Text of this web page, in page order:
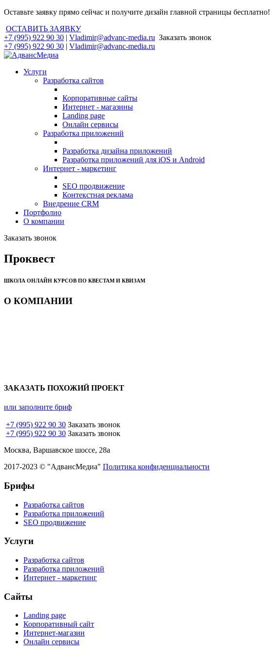
Оставьте заявку прямо сейчас и получите дизайн главной страницы бесплатно!
ОСТАВИТЬ ЗАЯВКУ
+7 (995) 922 90 30 | Vladimir@advanc-media.ru Заказать звонок
+7 (995) 922 90 30 | Vladimir@advanc-media.ru
Услуги
Разработка сайтов
Корпоративные сайты
Интернет - магазины
Landing page
Онлайн сервисы
Разработка приложений
Разработка дизайна приложений
Разработка приложений для iOS и Android
Интернет - маркетинг
SEO продвижение
Контекстная реклама
Внедрение CRM
Портфолио
О компании
Заказать звонок
Проквест
ШКОЛА ОНЛАЙН КУРСОВ ПО КВЕСТАМ И КВИЗАМ
О КОМПАНИИ
ЗАКАЗАТЬ ПОХОЖИЙ ПРОЕКТ
или заполните бриф
+7 (995) 922 90 30 Заказать звонок
+7 (995) 922 90 30 Заказать звонок
Москва, Варшавское шоссе, 28а
2017-2023 © "АдвансМедиа" Политика конфиденциальности
Брифы
Разработка сайтов
Разработка приложений
SEO продвижение
Услуги
Разработка сайтов
Разработка приложений
Интернет - маркетинг
Сайты
Landing page
Корпоративный сайт
Интернет-магазин
Онлайн сервисы